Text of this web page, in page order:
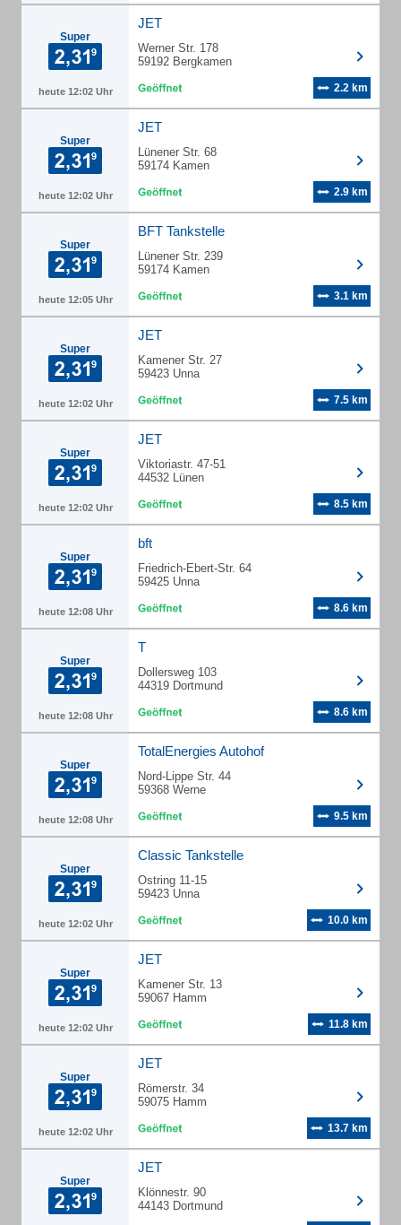
Super
heute 12:02 Uhr
JET
Werner Str. 178
59192 Bergkamen
2.2 km
Super
heute 12:02 Uhr
JET
Lünener Str. 68
59174 Kamen
2.9 km
Super
heute 12:05 Uhr
BFT Tankstelle
Lünener Str. 239
59174 Kamen
3.1 km
Super
heute 12:02 Uhr
JET
Kamener Str. 27
59423 Unna
7.5 km
Super
heute 12:02 Uhr
JET
Viktoriastr. 47-51
44532 Lünen
8.5 km
Super
heute 12:08 Uhr
bft
Friedrich-Ebert-Str. 64
59425 Unna
8.6 km
Super
heute 12:08 Uhr
T
Dollersweg 103
44319 Dortmund
8.6 km
Super
heute 12:08 Uhr
TotalEnergies Autohof
Nord-Lippe Str. 44
59368 Werne
9.5 km
Super
heute 12:02 Uhr
Classic Tankstelle
Ostring 11-15
59423 Unna
10.0 km
Super
heute 12:02 Uhr
JET
Kamener Str. 13
59067 Hamm
11.8 km
Super
heute 12:02 Uhr
JET
Römerstr. 34
59075 Hamm
13.7 km
Super
JET
Klönnestr. 90
44143 Dortmund